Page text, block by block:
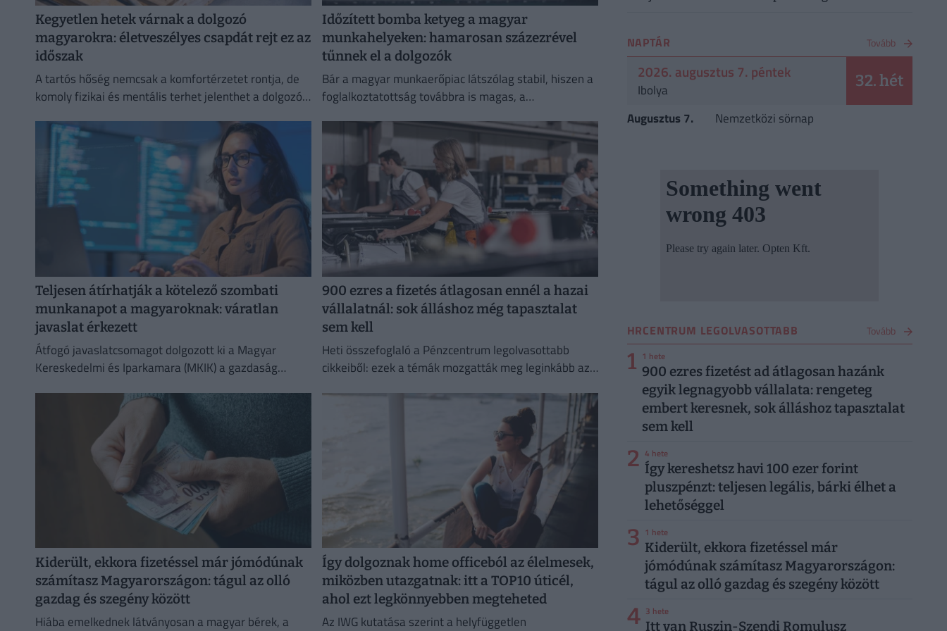
Kegyetlen hetek várnak a dolgozó
magyarokra: életveszélyes csapdát rejt ez az
időszak
A tartós hőség nemcsak a komfortérzetet rontja, de
komoly fizikai és mentális terhet jelenthet a dolgozók
Időzített bomba ketyeg a magyar
munkahelyeken: hamarosan százezrével
tűnnek el a dolgozók
Bár a magyar munkaerőpiac látszólag stabil, hiszen a
foglalkoztatottság továbbra is magas, a
mértékben.
Teljesen átírhatják a kötelező szombati
munkanapot a magyaroknak: váratlan
javaslat érkezett
Átfogó javaslatcsomagot dolgozott ki a Magyar
Kereskedelmi és Iparkamara (MKIK) a gazdaság
energiaválság kezelése érdekében.
900 ezres a fizetés átlagosan ennél a hazai
vállalatnál: sok álláshoz még tapasztalat
sem kell
Heti összefoglaló a Pénzcentrum legolvasottabb
cikkeiből: ezek a témák mozgatták meg leginkább az
Kiderült, ekkora fizetéssel már jómódúnak
számítasz Magyarországon: tágul az olló
gazdag és szegény között
Hiába emelkednek látványosan a magyar bérek, a
Így dolgoznak home officeból az élelmesek,
miközben utazgatnak: itt a TOP10 úticél,
ahol ezt legkönnyebben megteheted
Az IWG kutatása szerint a helyfüggetlen
NAPTÁR Tovább
2026. augusztus 7. péntek
Ibolya 32. hét
Augusztus 7. Nemzetközi sörnap
HRCENTRUM LEGOLVASOTTABB Tovább
1 1 hete
900 ezres fizetést ad átlagosan hazánk
egyik legnagyobb vállalata: rengeteg
embert keresnek, sok álláshoz tapasztalat
sem kell
2 4 hete
Így kereshetsz havi 100 ezer forint
pluszpénzt: teljesen legális, bárki élhet a
lehetőséggel
3 1 hete
Kiderült, ekkora fizetéssel már
jómódúnak számítasz Magyarországon:
tágul az olló gazdag és szegény között
4 3 hete
Itt van Ruszin-Szendi Romulusz